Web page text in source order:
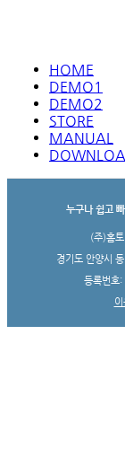
HOME
DEMO1
DEMO2
STORE
MANUAL
누구나 쉽고
(주)홈
경기도 안양시
등록번